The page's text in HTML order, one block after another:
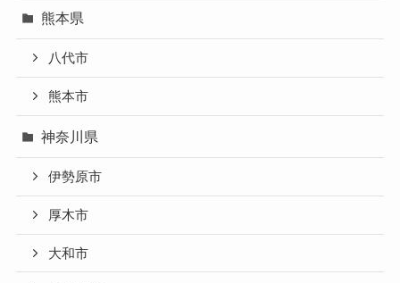
熊本県
八代市
熊本市
神奈川県
伊勢原市
厚木市
大和市